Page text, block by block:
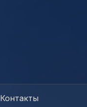
Контакты